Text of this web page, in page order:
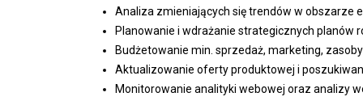
Analiza zmieniających się trendów w obszarze
Planowanie i wdrażanie strategicznych
Budżetowanie min. sprzedaż, marketing,
Aktualizowanie oferty produktowej i
Monitorowanie analityki webowej oraz analizy